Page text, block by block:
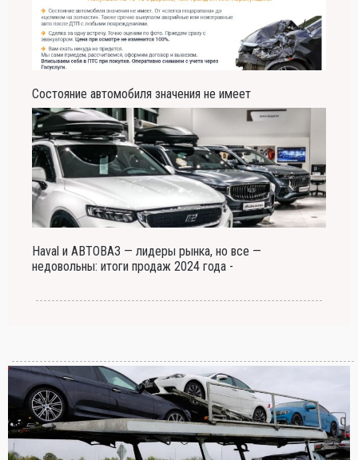
Состояние автомобиля значения не имеет
Haval и АВТОВАЗ — лидеры рынка, но все —
недовольны: итоги продаж 2024 года -